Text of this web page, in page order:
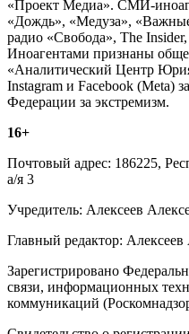
«Проект Медиа». СМИ-
«Дождь», «Медуза»,
радио «Свобода», The
Иноагентами признаны
«Аналитический Центр
Instagram и Facebook (Metа)
Федерации за экстремизм.
16+
Почтовый адрес: 186225,
а/я 3
Учредитель: Алексеев
Главный редактор:
Зарегистрировано
связи, информационных
коммуникаций